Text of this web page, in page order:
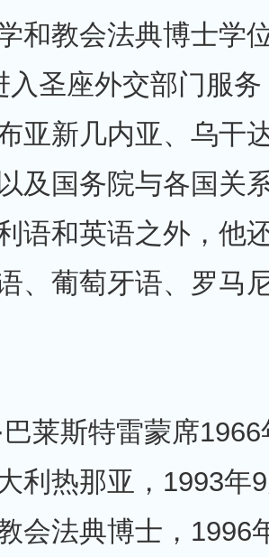
和教会法典博士学
入圣座外交部门服
亚新几内亚、乌干
及国务院与各国关
语和英语之外，他
、葡萄牙语、罗马
巴莱斯特雷蒙席
利热那亚，1993年
会法典博士，1996